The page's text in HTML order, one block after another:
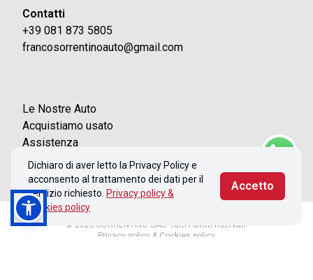
Contatti
+39 081 873 5805
francosorrentinoauto@gmail.com
Le Nostre Auto
Acquistiamo usato
Assistenza
Contatti
Dichiaro di aver letto la Privacy Policy e
acconsento al trattamento dei dati per il
servizio richiesto. Privacy policy &
Cookies policy
Accetto
© 2026 SORRENTINO SAS. Tutti i diritti riservati.
Privacy policy & Cookies policy